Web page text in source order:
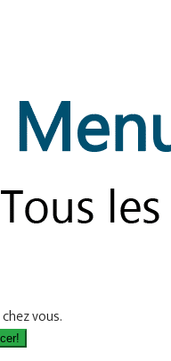
vous.